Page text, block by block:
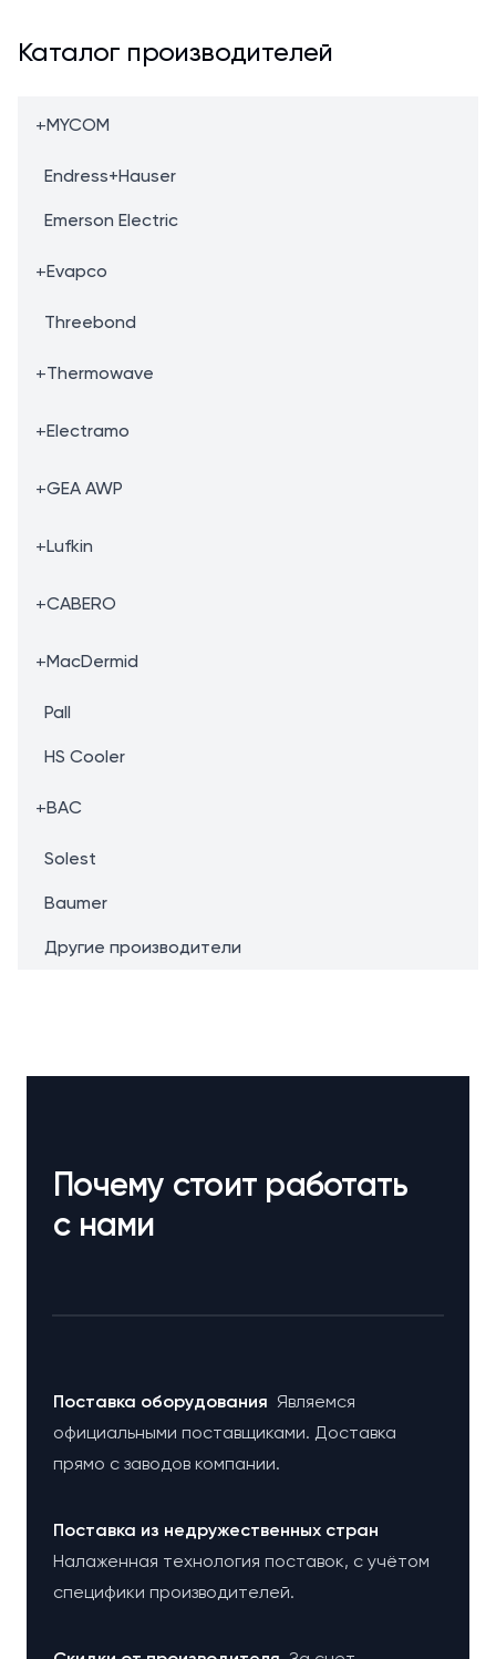
Каталог производителей
+MYCOM
Endress+Hauser
Emerson Electric
+Evapco
Threebond
+Thermowave
+Electramo
+GEA AWP
+Lufkin
+CABERO
+MacDermid
Pall
HS Cooler
+BAC
Solest
Baumer
Другие производители
Почему стоит работать
с нами
Поставка оборудования Являемся
официальными поставщиками. Доставка
прямо с заводов компании.
Поставка из недружественных стран
Налаженная технология поставок, с учётом
специфики производителей.